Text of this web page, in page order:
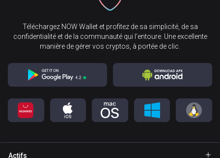
Téléchargez NOW Wallet et profitez de sa simplicité, de sa
confidentialité et de la communauté qui l’entoure. Une excellente
manière de gérer vos cryptos, à portée de clic.
Actifs